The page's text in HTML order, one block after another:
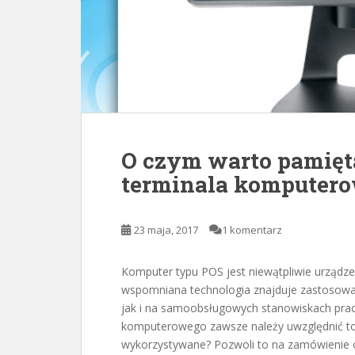
O czym warto
terminala
23 maja, 2017 1 komentarz
Komputer typu POS jest niewątpliwie
wspomniana technologia znajduje
jak i na samoobsługowych stanowiskach
komputerowego zawsze należy uwzględnić
wykorzystywane? Pozwoli to na